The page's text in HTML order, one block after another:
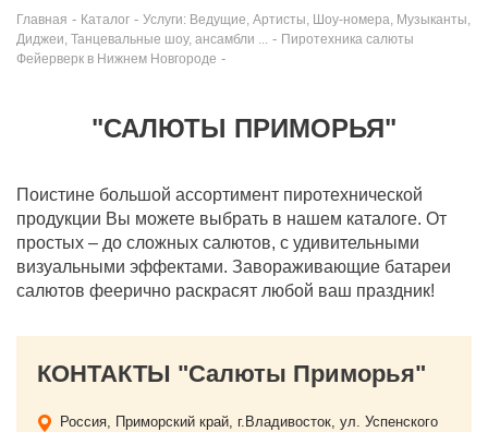
Главная - Каталог - Услуги: Ведущие, Артисты, Шоу-номера, Музыканты,
Диджеи, Танцевальные шоу, ансамбли ...
- Пиротехника салюты
Фейерверк в Нижнем Новгороде -
"САЛЮТЫ ПРИМОРЬЯ"
Поистине большой ассортимент пиротехнической
продукции Вы можете выбрать в нашем каталоге. От
простых – до сложных салютов, с удивительными
визуальными эффектами. Завораживающие батареи
салютов феерично раскрасят любой ваш праздник!
КОНТАКТЫ "Салюты Приморья"
Россия, Приморский край, г.Владивосток, ул. Успенского